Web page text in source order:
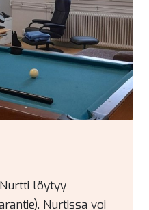
löytyy
Nurtissa voi